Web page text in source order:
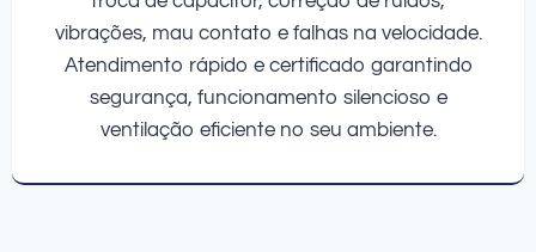
vibrações, mau contato e falhas na velocidade.
Atendimento rápido e certificado garantindo
segurança, funcionamento silencioso e
ventilação eficiente no seu ambiente.